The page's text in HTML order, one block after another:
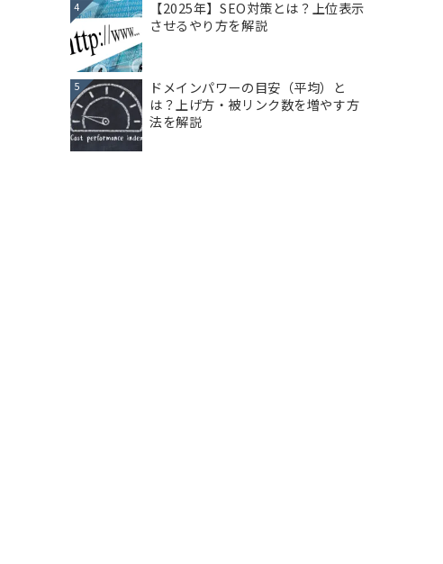
4
【2025年】SEO対策とは？上位表示
させるやり方を解説
5
ドメインパワーの目安（平均）と
は？上げ方・被リンク数を増やす方
法を解説